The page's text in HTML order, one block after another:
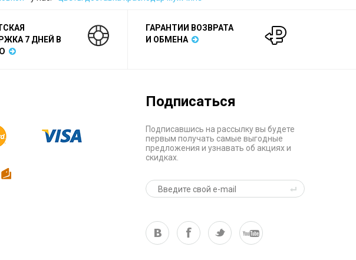
7 ДНЕЙ В
ГАРАНТИИ ВОЗВРАТА
И ОБМЕНА
Подписаться
Подписавшись на рассылку вы будете
первым получать самые выгодные
предложения и узнавать об акциях и
скидках.